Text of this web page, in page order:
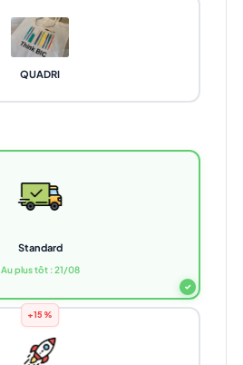
QUADRI
✓
Standard
Au plus tôt : 21/08
+15%